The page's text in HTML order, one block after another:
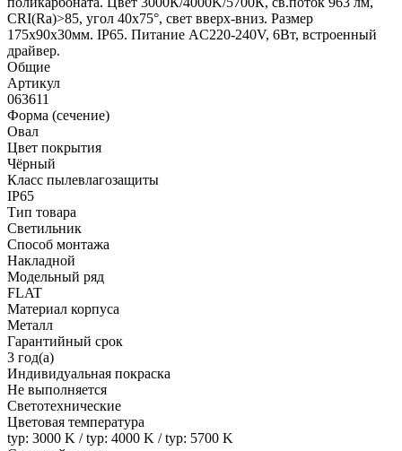
CRI(Ra)>85, угол 40x75°, свет вверх-вниз. Размер
175x90x30мм. IP65. Питание AC220-240V, 6Вт, встроенный
драйвер.
Общие
Артикул
063611
Форма (сечение)
Овал
Цвет покрытия
Чёрный
Класс пылевлагозащиты
IP65
Тип товара
Светильник
Способ монтажа
Накладной
Модельный ряд
FLAT
Материал корпуса
Металл
Гарантийный срок
3 год(а)
Индивидуальная покраска
Не выполняется
Светотехнические
Цветовая температура
typ: 3000 K / typ: 4000 K / typ: 5700 K